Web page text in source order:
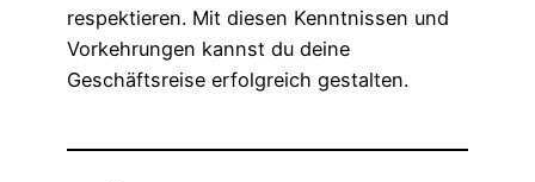
respektieren. Mit diesen Kenntnissen und
Vorkehrungen kannst du deine
Geschäftsreise erfolgreich gestalten.